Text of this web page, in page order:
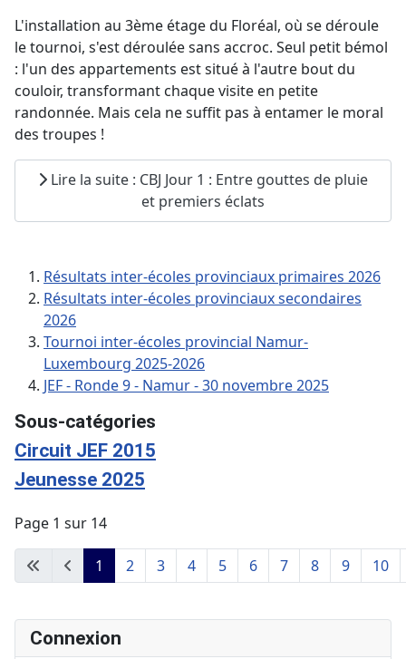
L'installation au 3ème étage du Floréal, où se déroule
le tournoi, s'est déroulée sans accroc. Seul petit bémol
: l'un des appartements est situé à l'autre bout du
couloir, transformant chaque visite en petite
randonnée. Mais cela ne suffit pas à entamer le moral
des troupes !
Lire la suite : CBJ Jour 1 : Entre gouttes de pluie
et premiers éclats
Résultats inter-écoles provinciaux primaires 2026
Résultats inter-écoles provinciaux secondaires
2026
Tournoi inter-écoles provincial Namur-
Luxembourg 2025-2026
JEF - Ronde 9 - Namur - 30 novembre 2025
Sous-catégories
Circuit JEF 2015
Jeunesse 2025
Page 1 sur 14
1 2 3 4 5 6 7 8 9 10
Connexion